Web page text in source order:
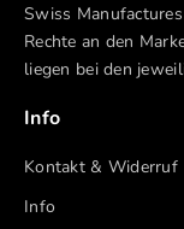
Swiss
Rechte an den
liegen bei den
Info
Kontakt & Widerruf
Info